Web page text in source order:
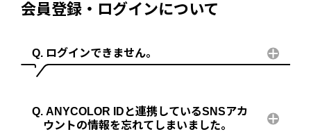
会員登録・ログインについて
ログインできません。
ANYCOLOR IDと連携しているSNSアカ
ウントの情報を忘れてしまいました。